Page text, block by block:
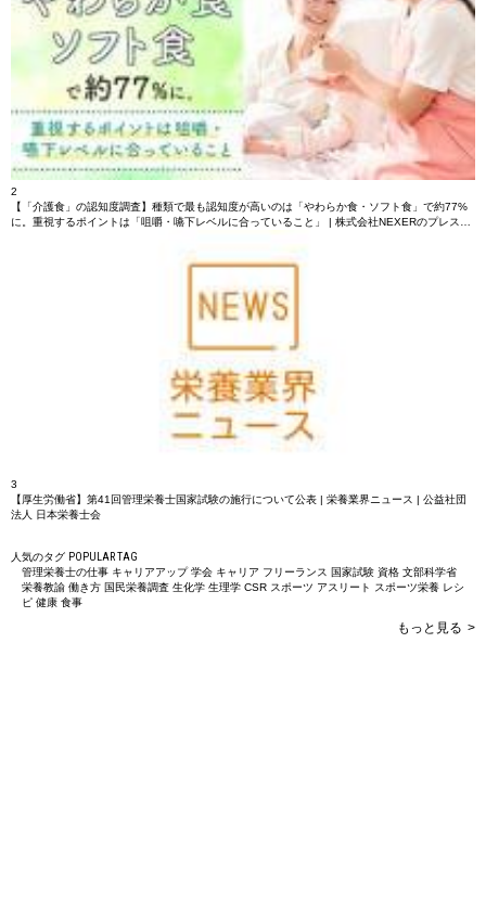
2
【「介護食」の認知度調査】種類で最も認知度が高いのは「やわらか食・ソフト食」で約77%
に。重視するポイントは「咀嚼・嚥下レベルに合っていること」 | 株式会社NEXERのプレス…
3
【厚生労働省】第41回管理栄養士国家試験の施行について公表 | 栄養業界ニュース | 公益社団
法人 日本栄養士会
人気のタグ POPULAR TAG
管理栄養士の仕事 キャリアアップ 学会 キャリア フリーランス 国家試験 資格 文部科学省
栄養教諭 働き方 国民栄養調査 生化学 生理学 CSR スポーツ アスリート スポーツ栄養 レシ
ピ 健康 食事
もっと見る